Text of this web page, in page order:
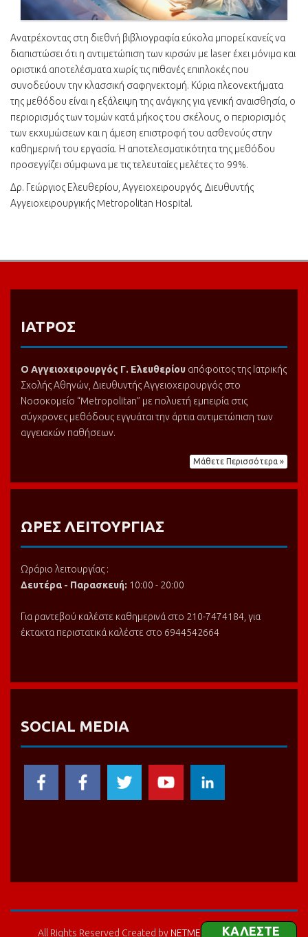
Ανατρέχοντας στη διεθνή βιβλιογραφία εύκολα μπορεί κανείς να
διαπιστώσει ότι η αντιμετώπιση των κιρσών με laser έχει μόνιμα και
οριστικά αποτελέσματα χωρίς τις πιθανές επιπλοκές που
συνοδεύουν την κλασσική σαφηνεκτομή. Κύρια πλεονεκτήματα
της μεθόδου είναι η εξάλειψη της ανάγκης για γενική αναισθησία, ο
περιορισμός των τομών κατά μήκος του σκέλους, ο περιορισμός
των εκχυμώσεων και η άμεση επιστροφή του ασθενούς στην
καθημερινή του εργασία. Η αποτελεσματικότητα της μεθόδου
προσεγγίζει σύμφωνα με τις τελευταίες μελέτες το 99%.
Δρ. Γεώργιος Ελευθερίου, Αγγειοχειρουργός, Διευθυντής
Αγγειοχειρουργικής Metropolitan Hospital.
ΙΑΤΡΟΣ
Ο Αγγειοχειρουργός Γ. Ελευθερίου απόφοιτος της Ιατρικής
Σχολής Αθηνών, Διευθυντής Αγγειοχειρουργός στο
Νοσοκομείο “Metropolitan” με πολυετή εμπειρία στις
σύγχρονες μεθόδους εγγυάται την άρτια αντιμετώπιση των
αγγειακών παθήσεων.
Μάθετε Περισσότερα »
ΩΡΕΣ ΛΕΙΤΟΥΡΓΙΑΣ
Ωράριο λειτουργίας :
Δευτέρα - Παρασκευή: 10:00 - 20:00
Για ραντεβού καλέστε καθημερινά στο 210-7474184, για
έκτακτα περιστατικά καλέστε στο 6944542664
SOCIAL MEDIA
All Rights Reserved Created by NETMEDIA © Copyright
ΚΑΛΕΣΤΕ